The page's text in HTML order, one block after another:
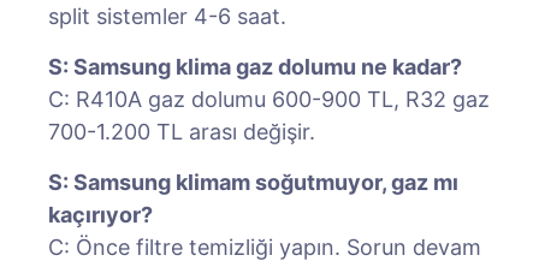
split sistemler 4-6 saat.
S: Samsung klima gaz dolumu ne kadar?
C: R410A gaz dolumu 600-900 TL, R32 gaz
700-1.200 TL arası değişir.
S: Samsung klimam soğutmuyor, gaz mı
kaçırıyor?
C: Önce filtre temizliği yapın. Sorun devam